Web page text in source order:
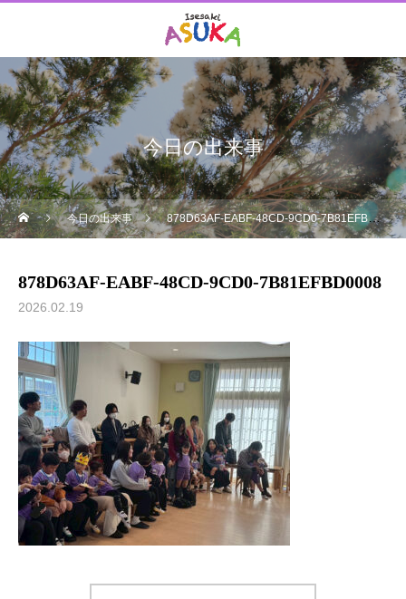
今日の出来事
今日の出来事 878D63AF-EABF-48CD-9CD0-7B81EFBD0008
878D63AF-EABF-48CD-9CD0-7B81EFBD0008
2026.02.19